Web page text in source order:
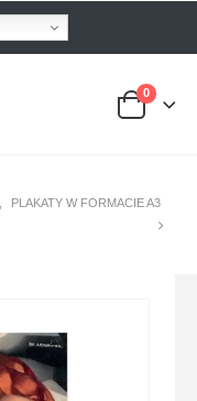
0
PLAKATY W FORMACIE A3